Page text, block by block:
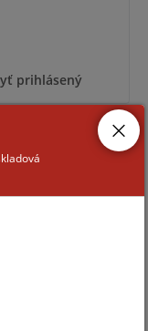
prihlásený